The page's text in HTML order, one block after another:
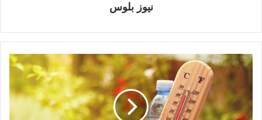
نيوز بلوس